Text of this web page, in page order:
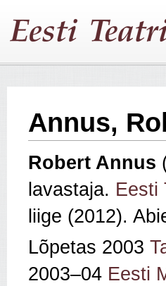
Annus,
Robert Annus
lavastaja. Eesti
liige (2012).
Lõpetas 2003
2003–04 Eesti